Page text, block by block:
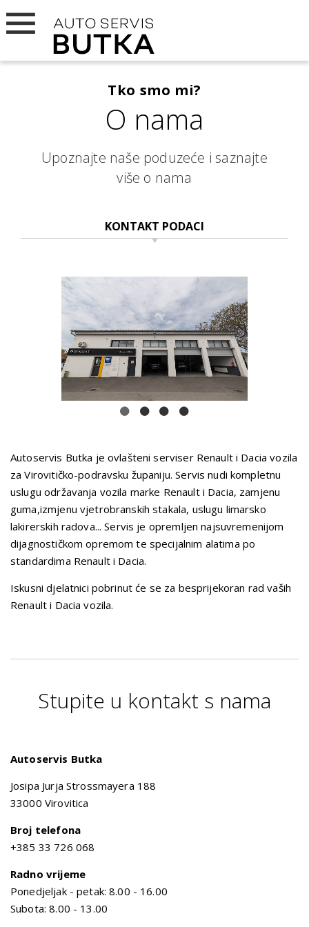
O nama
Tko smo mi?
Upoznajte naše poduzeće i saznajte
više o nama
KONTAKT PODACI
Autoservis Butka je ovlašteni serviser Renault i Dacia vozila
za Virovitičko-podravsku županiju. Servis nudi kompletnu
uslugu održavanja vozila marke Renault i Dacia, zamjenu
guma,izmjenu vjetrobranskih stakala, uslugu limarsko
lakirerskih radova... Servis je opremljen najsuvremenijom
dijagnostičkom opremom te specijalnim alatima po
standardima Renault i Dacia.
Iskusni djelatnici pobrinut će se za besprijekoran rad vaših
Renault i Dacia vozila.
Stupite u kontakt s nama
Autoservis Butka
Josipa Jurja Strossmayera 188
33000 Virovitica
Broj telefona
+385 33 726 068
Radno vrijeme
Ponedjeljak - petak: 8.00 - 16.00
Subota: 8.00 - 13.00